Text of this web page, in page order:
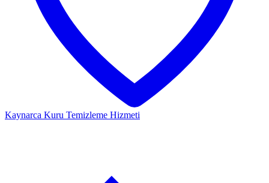
Kaynarca Kuru Temizleme Hizmeti